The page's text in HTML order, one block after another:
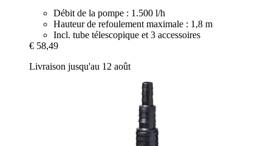
Débit de la pompe : 1.500 l/h
Hauteur de refoulement maximale : 1,8 m
Incl. tube télescopique et 3 accessoires
€ 58,49
Livraison jusqu'au 12 août